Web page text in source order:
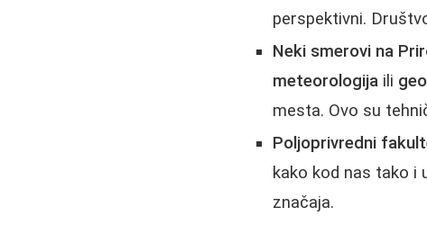
perspektivni.
Neki smerovi na
meteorologija ili
mesta. Ovo su
Poljoprivredni
kako kod nas tako i
značaja.